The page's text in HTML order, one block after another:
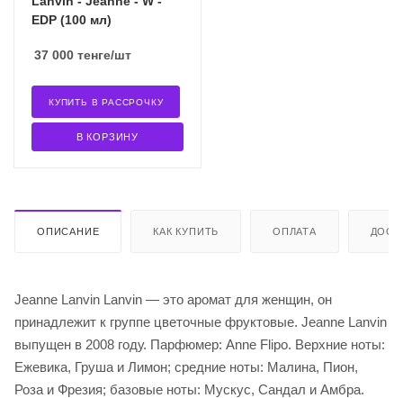
EDP (100 мл)
37 000 тенге/шт
В КОРЗИНУ
КУПИТЬ В РАССРОЧКУ
ОПИСАНИЕ КАК КУПИТЬ ОПЛАТА
Jeanne Lanvin Lanvin — это аромат для женщин, он
принадлежит к группе цветочные фруктовые. Jeanne Lanvin
выпущен в 2008 году. Парфюмер: Anne Flipo. Верхние ноты:
Ежевика, Груша и Лимон; средние ноты: Малина, Пион,
Роза и Фрезия; базовые ноты: Мускус, Сандал и Амбра.